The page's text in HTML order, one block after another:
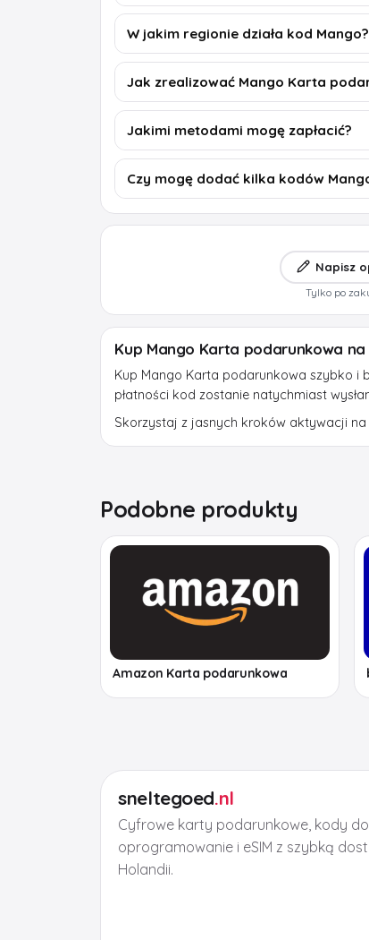
W jakim regionie działa kod Mango?
Jak zrealizować Mango Karta
Jakimi metodami mogę zapłacić?
Czy mogę dodać kilka kodów
Napisz
Tylko po
Kup Mango Karta podarunkowa
Kup Mango Karta podarunkowa szybko i
płatności kod zostanie natychmiast
Skorzystaj z jasnych kroków aktywacji
Podobne produkty
Amazon Karta podarunkowa
sneltegoed.nl
Cyfrowe karty podarunkowe, kody do
oprogramowanie i eSIM z szybką
Holandii.